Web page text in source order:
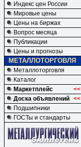
Индекс цен России
Мировые цены
Цены на биржах
Вопрос месяца
Публикации
Цены и прогнозы
МЕТАЛЛОТОРГОВЛЯ
Металлоторговля
Каталог
Маркетплейс
<<
Доска объявлений <<
Подшипники
ГОСТы и стандарты